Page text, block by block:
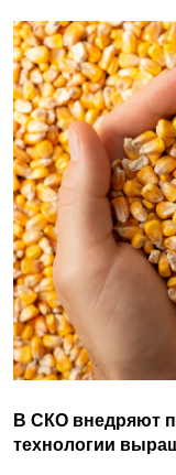
В СКО внедряют
технологии